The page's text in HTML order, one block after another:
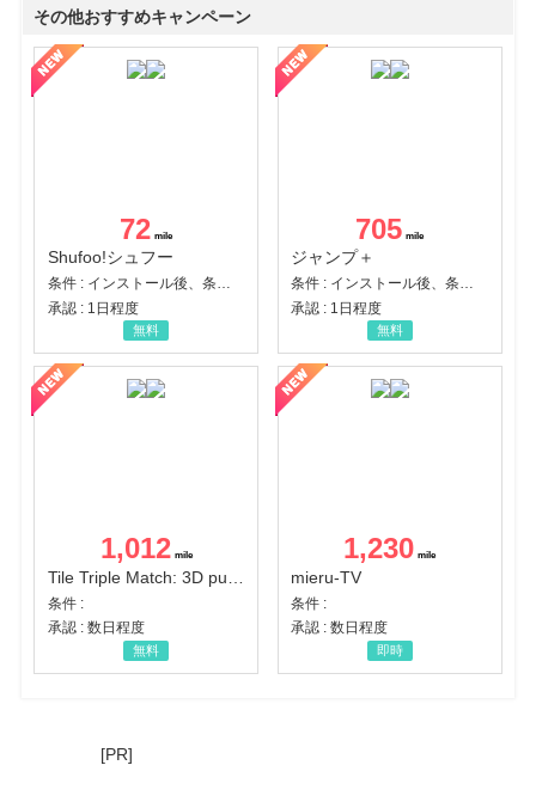
その他おすすめキャンペーン
72
Shufoo!シュフー
条件 : インストール後、条件達成
承認 : 1日程度
無料
705
ジャンプ＋
条件 : インストール後、条件達成
承認 : 1日程度
無料
1,012
条件 :
承認 : 数日程度
無料
1,230
mieru-TV
条件 :
承認 : 数日程度
即時
[PR]